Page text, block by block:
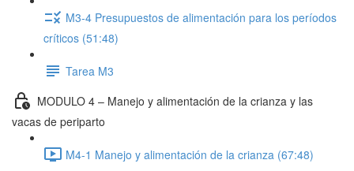
M3-4 Presupuestos de alimentación para los períodos
críticos (51:48)
Tarea M3
MODULO 4 – Manejo y alimentación de la crianza y las
vacas de periparto
M4-1 Manejo y alimentación de la crianza (67:48)